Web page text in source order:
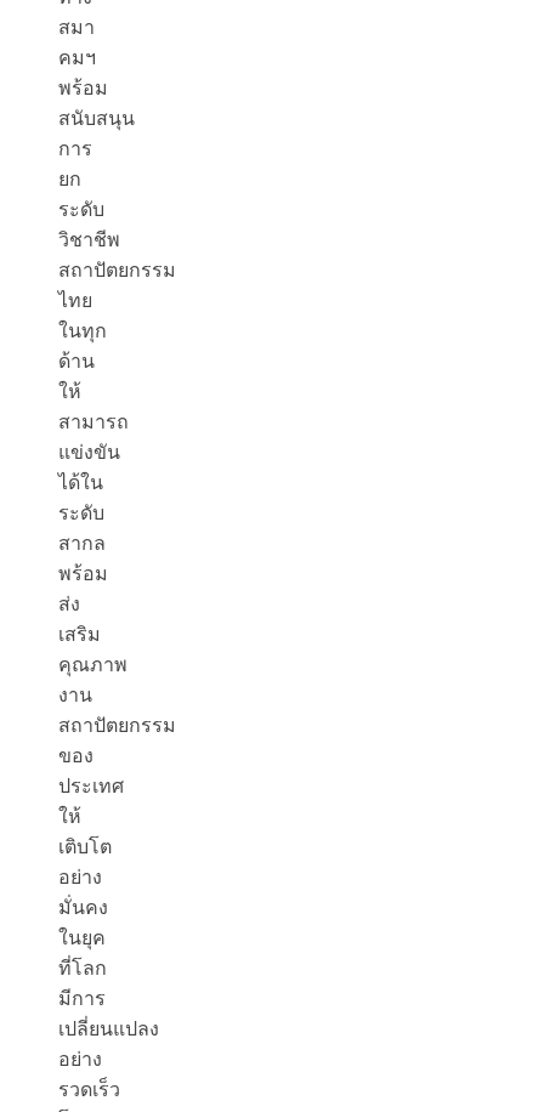
สมา
คมฯ
พร้อม
สนับสนุน
การ
ยก
ระดับ
วิชาชีพ
สถาปัตยกรรม
ไทย
ในทุก
ด้าน
ให้
สามารถ
แข่งขัน
ได้ใน
ระดับ
สากล
พร้อม
ส่ง
เสริม
คุณภาพ
งาน
สถาปัตยกรรม
ของ
ประเทศ
ให้
เติบโต
อย่าง
มั่นคง
ในยุค
ที่โลก
มีการ
เปลี่ยนแปลง
อย่าง
รวดเร็ว